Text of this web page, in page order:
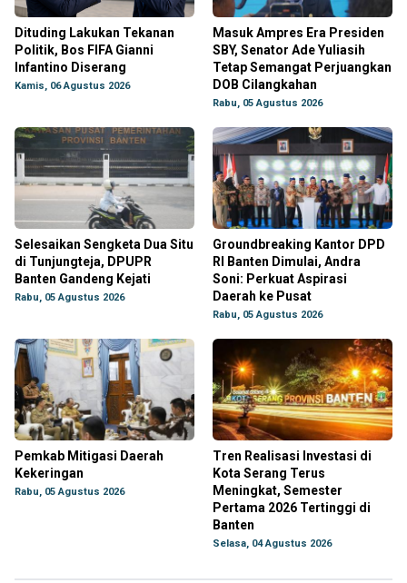
Dituding Lakukan Tekanan
Politik, Bos FIFA Gianni
Infantino Diserang
Kamis, 06 Agustus 2026
Masuk Ampres Era Presiden
SBY, Senator Ade Yuliasih
Tetap Semangat Perjuangkan
DOB Cilangkahan
Rabu, 05 Agustus 2026
Selesaikan Sengketa Dua Situ
di Tunjungteja, DPUPR
Banten Gandeng Kejati
Rabu, 05 Agustus 2026
Groundbreaking Kantor DPD
RI Banten Dimulai, Andra
Soni: Perkuat Aspirasi
Daerah ke Pusat
Rabu, 05 Agustus 2026
Pemkab Mitigasi Daerah
Kekeringan
Rabu, 05 Agustus 2026
Tren Realisasi Investasi di
Kota Serang Terus
Meningkat, Semester
Pertama 2026 Tertinggi di
Banten
Selasa, 04 Agustus 2026